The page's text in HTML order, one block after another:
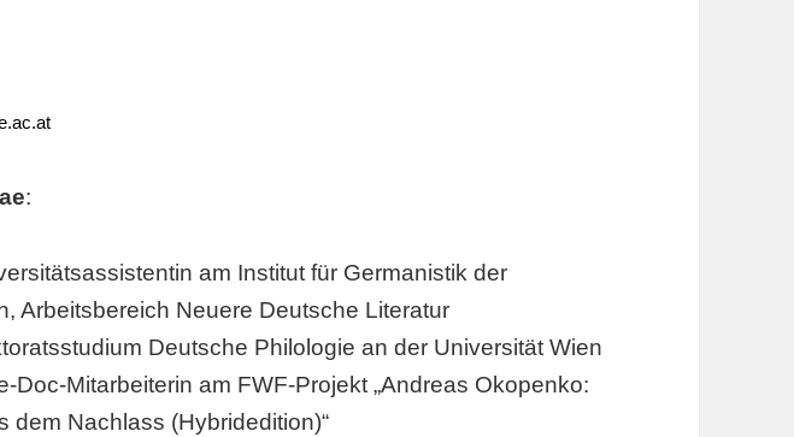
:
am Institut für Germanistik der
Arbeitsbereich Neuere Deutsche Literatur
Deutsche Philologie an der Universität Wien
Doc-Mitarbeiterin am FWF-Projekt „Andreas Okopenko:
dem Nachlass (Hybridedition)“